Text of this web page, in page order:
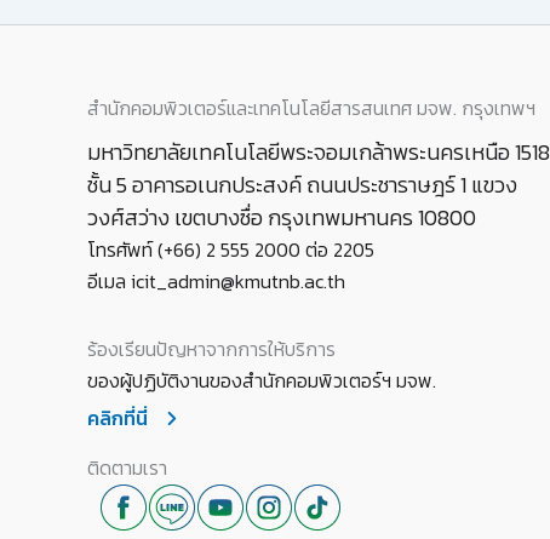
สำนักคอมพิวเตอร์และเทคโนโลยีสารสนเทศ มจพ. กรุงเทพฯ
มหาวิทยาลัยเทคโนโลยีพระจอมเกล้าพระนครเหนือ 1518
ชั้น 5 อาคารอเนกประสงค์ ถนนประชาราษฎร์ 1 แขวง
วงศ์สว่าง เขตบางซื่อ กรุงเทพมหานคร 10800
โทรศัพท์ (+66) 2 555 2000 ต่อ 2205
อีเมล icit_admin@kmutnb.ac.th
ร้องเรียนปัญหาจากการให้บริการ
ของผู้ปฏิบัติงานของสำนักคอมพิวเตอร์ฯ มจพ.
คลิกที่นี่
ติดตามเรา